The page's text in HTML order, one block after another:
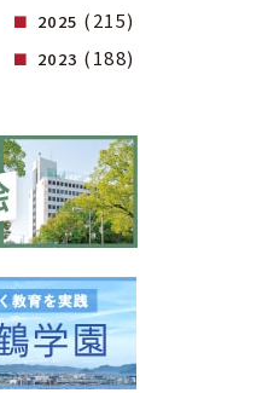
2025 (215)
2023 (188)